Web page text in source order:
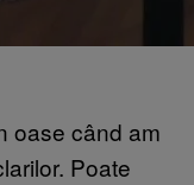
oase când am
Poate